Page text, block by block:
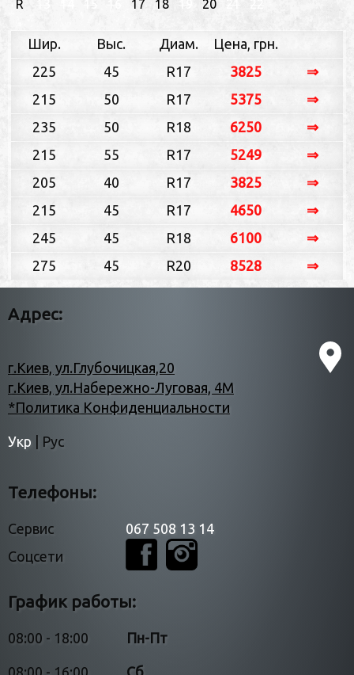
R 15 17 18 20
Шир. Выс. Диам.
Цена, грн.
225
45 R17 3825
⇒
215
50 R17 5375
⇒
235
50 R18 6250
⇒
215
55 R17 5249
⇒
205
40 R17 3825
⇒
215
45 R17 4650
⇒
245
45 R18 6100
⇒
275
45 R20 8528 ⇒
Адрес:
г.Киев, ул.Глубочицкая,20
г.Киев, ул.Набережно-Луговая, 4М
*Политика Конфиденциальности
Укр Рус
Телефоны:
Сервис
067 508 13 14
Соцсети
График работы:
08:00 - 18:00 Пн-Пт
08:00 - 16:00 Сб